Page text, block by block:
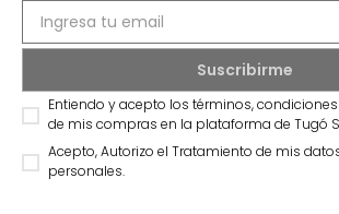
Entiendo y acepto los términos,
de mis compras en la plataforma de Tugó
Acepto, Autorizo el Tratamiento de mis
personales.